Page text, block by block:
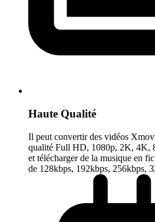
Haute Qualité
Il peut convertir des vidéos
qualité Full HD, 1080p, 2K, 4K,
et télécharger de la musique en
de 128kbps, 192kbps, 256kbps,